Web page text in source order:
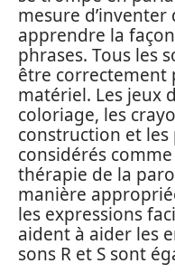
mesure
apprendre la
phrases. Tous les
être correctement
matériel. Les jeux
coloriage, les
construction et
considérés
thérapie de la
manière
les expressions
aident à aider les
sons R et S sont